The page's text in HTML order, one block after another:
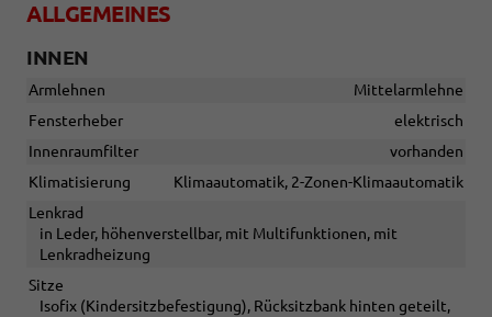
ALLGEMEINES
INNEN
Armlehnen
Mittelarmlehne
Fensterheber
elektrisch
Innenraumfilter
vorhanden
Klimatisierung
Klimaautomatik, 2-Zonen-Klimaautomatik
Lenkrad
in Leder, höhenverstellbar, mit Multifunktionen, mit
Lenkradheizung
Sitze
Isofix (Kindersitzbefestigung), Rücksitzbank hinten geteilt,